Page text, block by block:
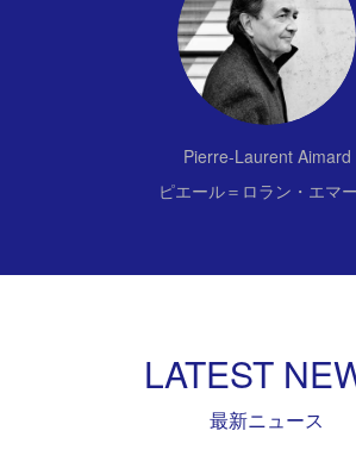
Pierre-Laurent Aimard
ピエール＝ロラン・エマ
LATEST
最新ニュース